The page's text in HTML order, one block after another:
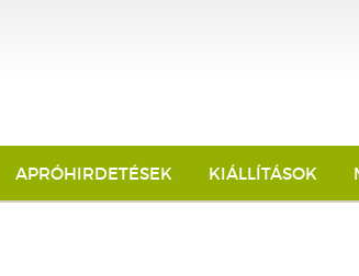
APRÓHIRDETÉSEK KIÁLLÍTÁSOK